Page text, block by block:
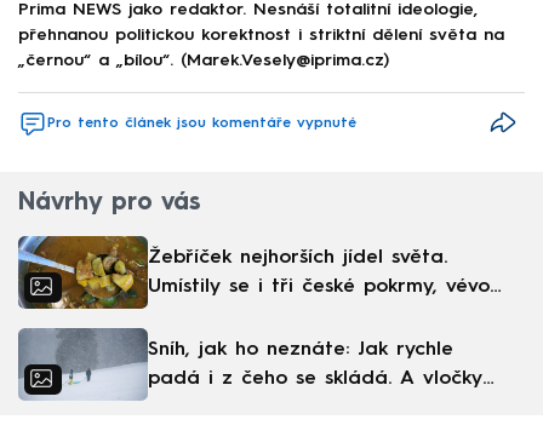
Prima NEWS jako redaktor. Nesnáší totalitní ideologie,
přehnanou politickou korektnost i striktní dělení světa na
„černou“ a „bílou“. (Marek.Vesely@iprima.cz)
Pro tento článek jsou komentáře vypnuté
Návrhy pro vás
Žebříček nejhorších jídel světa.
Umístily se i tři české pokrmy, vévodí
Sníh, jak ho neznáte: Jak rychle
padá i z čeho se skládá. A vločky